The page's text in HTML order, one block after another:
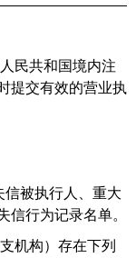
民共和国境内注
提交有效的营业执
信被执行人、重大
信行为记录名单。
机构）存在下列